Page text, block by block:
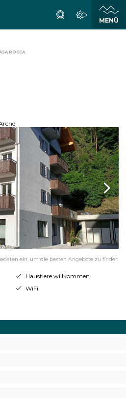
ROCCA
ein, um die besten Angebote zu finden
Haustiere willkommen
WiFi